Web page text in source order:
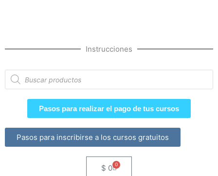
Instrucciones
Búsqueda
de
productos
Pasos para realizar el pago de tus cursos
Pasos para inscribirse a los cursos gratuitos
$ 0 0
Cart